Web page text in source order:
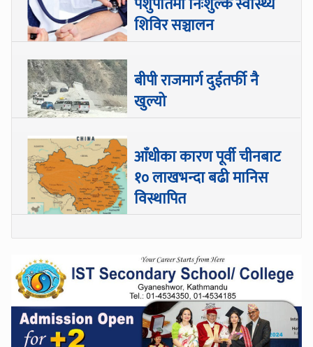
शिविर सञ्चालन
बीपी राजमार्ग दुईतर्फी नै
खुल्यो
आँधीका कारण पूर्वी चीनबाट
१० लाखभन्दा बढी मानिस
विस्थापित